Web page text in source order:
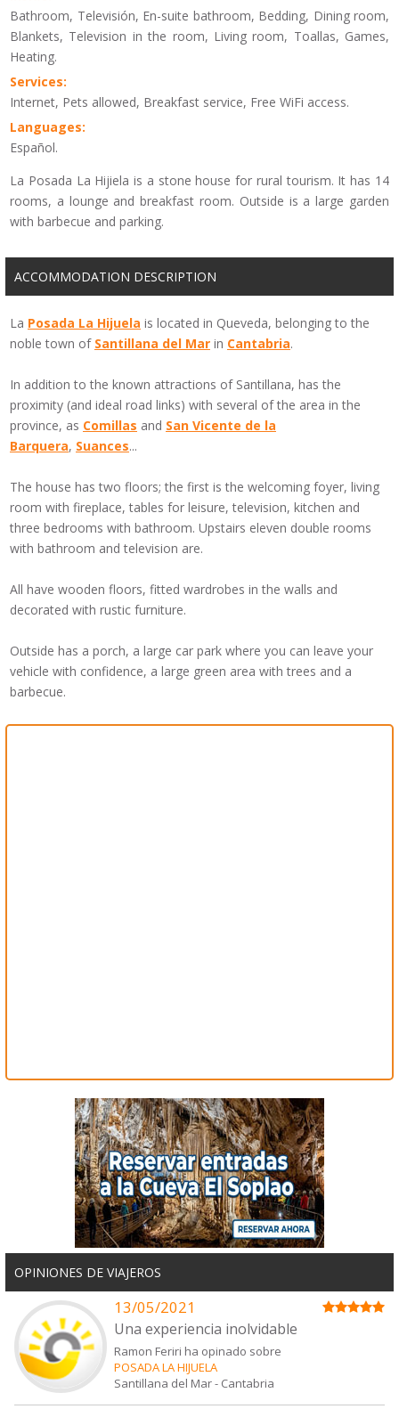
Bathroom, Televisión, En-suite bathroom, Bedding, Dining room,
Blankets, Television in the room, Living room, Toallas, Games,
Heating.
Services:
Internet, Pets allowed, Breakfast service, Free WiFi access.
Languages:
Español.
La Posada La Hijiela is a stone house for rural tourism. It has 14
rooms, a lounge and breakfast room. Outside is a large garden
with barbecue and parking.
ACCOMMODATION DESCRIPTION
La Posada La Hijuela is located in Queveda, belonging to the
noble town of Santillana del Mar in Cantabria.
In addition to the known attractions of Santillana, has the
proximity (and ideal road links) with several of the area in the
province, as Comillas and San Vicente de la
Barquera, Suances...
The house has two floors;the first is the welcoming foyer, living
room with fireplace, tables for leisure, television, kitchen and
three bedrooms with bathroom. Upstairs eleven double rooms
with bathroom and television are.
All have wooden floors, fitted wardrobes in the walls and
decorated with rustic furniture.
Outside has a porch, a large car park where you can leave your
vehicle with confidence, a large green area with trees and a
barbecue.
OPINIONES DE VIAJEROS
13/05/2021
Una experiencia inolvidable
Ramon Feriri ha opinado sobre
POSADA LA HIJUELA
Santillana del Mar- Cantabria